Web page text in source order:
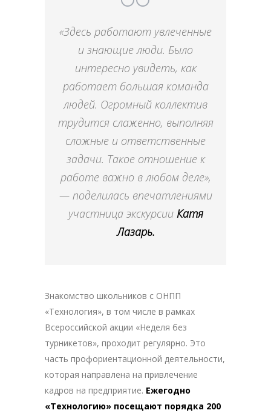
«Здесь работают увлеченные
и знающие люди. Было
интересно увидеть, как
работает большая команда
людей. Огромный коллектив
трудится слаженно, выполняя
сложные и ответственные
задачи. Такое отношение к
работе важно в любом деле»,
— поделилась впечатлениями
участница экскурсии Катя
Лазарь.
Знакомство школьников с ОНПП
«Технология», в том числе в рамках
Всероссийской акции «Неделя без
турникетов», проходит регулярно. Это
часть профориентационной деятельности,
которая направлена на привлечение
кадров на предприятие. Ежегодно
«Технологию» посещают порядка 200